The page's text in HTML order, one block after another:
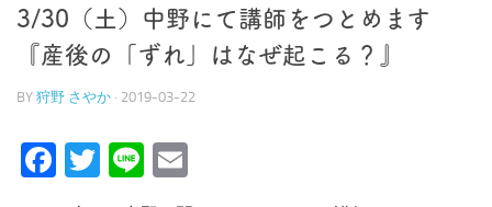
3/30（土）中野にて講師をつとめます
『産後の「ずれ」はなぜ起こる？』
BY 狩野 さやか · 2019-03-22
Facebook
Twitter
Line